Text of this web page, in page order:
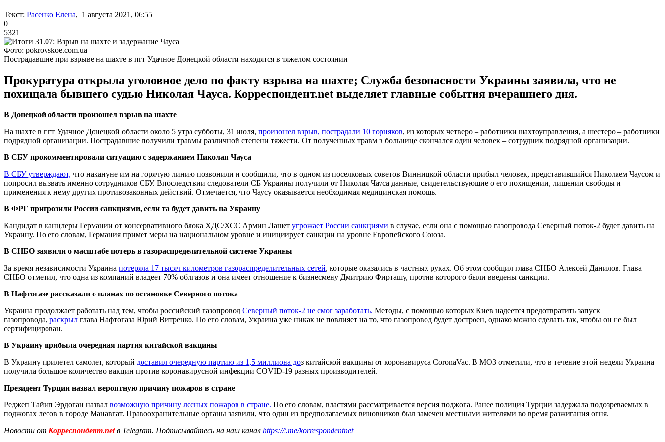
Текст: Расенко Елена, 1 августа 2021, 06:55
0
5321
Фото: pokrovskoe.com.ua
Пострадавшие при взрыве на шахте в пгт Удачное Донецкой области находятся в тяжелом состоянии
Прокуратура открыла уголовное дело по факту взрыва на шахте; Служба безопасности Украины заявила, что не
похищала бывшего судью Николая Чауса. Корреспондент.net выделяет главные события вчерашнего дня.
В Донецкой области произошел взрыв на шахте
На шахте в пгт Удачное Донецкой области около 5 утра субботы, 31 июля, произошел взрыв, пострадали 10 горняков, из которых четверо – работники шахтоуправления, а шестеро – работники
подрядной организации. Пострадавшие получили травмы различной степени тяжести. От полученных травм в больнице скончался один человек – сотрудник подрядной организации.
В СБУ прокомментировали ситуацию с задержанием Николая Чауса
В СБУ утверждают, что накануне им на горячую линию позвонили и сообщили, что в одном из поселковых советов Винницкой области прибыл человек, представившийся Николаем Чаусом и
попросил вызвать именно сотрудников СБУ. Впоследствии следователи СБ Украины получили от Николая Чауса данные, свидетельствующие о его похищении, лишении свободы и
применения к нему других противозаконных действий. Отмечается, что Чаусу оказывается необходимая медицинская помощь.
В ФРГ пригрозили России санкциями, если та будет давить на Украину
Кандидат в канцлеры Германии от консервативного блока ХДС/ХСС Армин Лашет угрожает России санкциями в случае, если она с помощью газопровода Северный поток-2 будет давить на
Украину. По его словам, Германия примет меры на национальном уровне и инициирует санкции на уровне Европейского Союза.
В СНБО заявили о масштабе потерь в газораспределительной системе Украины
За время независимости Украина потеряла 17 тысяч километров газораспределительных сетей, которые оказались в частных руках. Об этом сообщил глава СНБО Алексей Данилов. Глава
СНБО отметил, что одна из компаний владеет 70% облгазов и она имеет отношение к бизнесмену Дмитрию Фирташу, против которого были введены санкции.
В Нафтогазе рассказали о планах по остановке Северного потока
Украина продолжает работать над тем, чтобы российский газопровод Северный поток-2 не смог заработать. Методы, с помощью которых Киев надеется предотвратить запуск
газопровода, раскрыл глава Нафтогаза Юрий Витренко. По его словам, Украина уже никак не повлияет на то, что газопровод будет достроен, однако можно сделать так, чтобы он не был
сертифицирован.
В Украину прибыла очередная партия китайской вакцины
В Украину прилетел самолет, который доставил очередную партию из 1,5 миллиона доз китайской вакцины от коронавируса CoronaVac. В МОЗ отметили, что в течение этой недели Украина
получила большое количество вакцин против коронавирусной инфекции COVID-19 разных производителей.
Президент Турции назвал вероятную причину пожаров в стране
Реджеп Тайип Эрдоган назвал возможную причину лесных пожаров в стране. По его словам, властями рассматривается версия поджога. Ранее полиция Турции задержала подозреваемых в
поджогах лесов в городе Манавгат. Правоохранительные органы заявили, что один из предполагаемых виновников был замечен местными жителями во время разжигания огня.
Новости от Корреспондент.netв Telegram. Подписывайтесь на наш канал https://t.me/korrespondentnet